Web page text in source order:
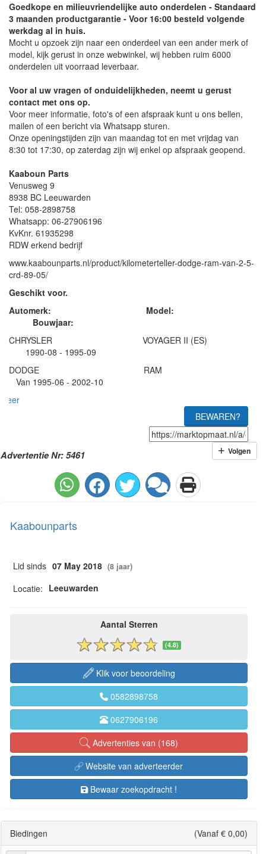
Goedkope en milieuvriendelijke auto onderdelen - Standaard
3 maanden productgarantie - Voor 16:00 besteld volgende
werkdag al in huis.
Mocht u opzoek zijn naar een onderdeel van een ander merk of
model, kijk gerust in onze webwinkel, wij hebben ruim 6000
onderdelen uit voorraad leverbaar.
Voor al uw vragen of onduidelijkheden, neemt u gerust
contact met ons op.
Voor meer informatie, foto's of een afspraak kunt u ons bellen,
mailen of een bericht via Whatsapp sturen.
Onze openingstijden zijn van maandag tot en met vrijdag van
8:30 tot 17:30, op zaterdag zijn wij enkel op afspraak geopend.
Kaaboun Parts
Venusweg 9
8938 BC Leeuwarden
Tel: 058-2898758
Whatsapp: 06-27906196
KvKnr. 61935298
RDW erkend bedrijf
www.kaabounparts.nl/product/kilometerteller-dodge-ram-van-2-5-
crd-89-05/
Geschikt voor.
Automerk: Model:
Bouwjaar:
CHRYSLER VOYAGER II (ES)
1990-08 - 1995-09
DODGE RAM
Van 1995-06 - 2002-10
meer
BEWAREN?
Advertentie Nr: 5461 Volgen
Kaabounparts
Lid sinds 07 May 2018 (8 jaar)
Locatie: Leeuwarden
Aantal Sterren
(4.8)
Klik voor beoordeling
0582898758
0627906196
Advertenties van (168)
Website van adverteerder
Bewaar zoekopdracht !
Biedingen (Vanaf € 0,00)